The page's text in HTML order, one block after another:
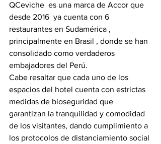
QCeviche  es una marca de Accor que
desde 2016  ya cuenta con 6
restaurantes en Sudamérica ,
principalmente en Brasil , donde se han
consolidado como verdaderos
embajadores del Perú.
Cabe resaltar que cada uno de los
espacios del hotel cuenta con estrictas
medidas de bioseguridad que
garantizan la tranquilidad y comodidad
de los visitantes, dando cumplimiento a
los protocolos de distanciamiento social